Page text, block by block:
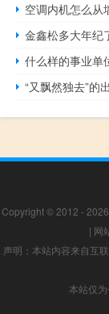
空调内机怎么从
金鑫松多大年纪
什么样的事业单
“又飘然独去”的
Copyright © 2012 - 2026
| 网
声明：本站内容来自互
本站仅